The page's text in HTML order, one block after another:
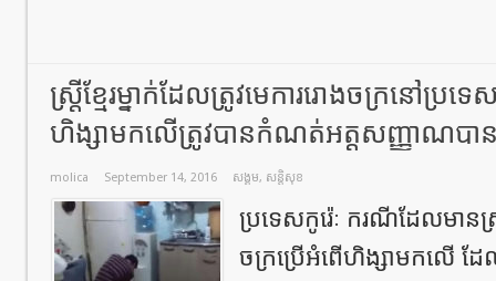
ស្រ្តីខ្មែរម្នាក់ដែលត្រូវមេការរោងចក្រនៅប្រទ
ហិង្សាមកលើត្រូវបានកំណត់អត្តសញ្ញាណប
molica September 14, 2016 សង្គម, សន្តិសុខ
ប្រទេសកូរ៉េៈ ករណីដែលមានស្រ្តី
ចក្រប្រើអំពើហិង្សាមកលើ ដែ